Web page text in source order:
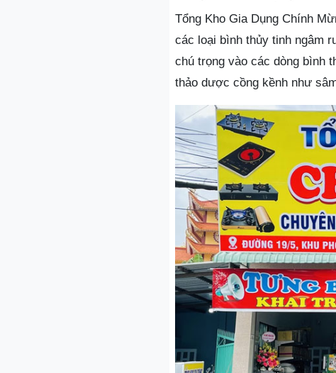
Tổng Kho Gia Dụng Chính
các loại bình thủy tinh ngâm
chú trọng vào các dòng bình
thảo dược cồng kềnh như